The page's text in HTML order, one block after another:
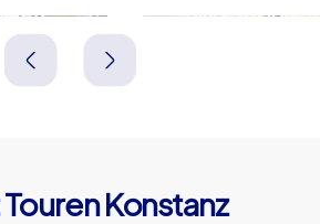
Singen
Konstanz